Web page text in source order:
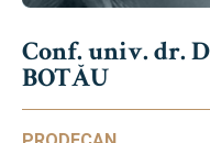
Conf. univ. dr.
BOTĂU